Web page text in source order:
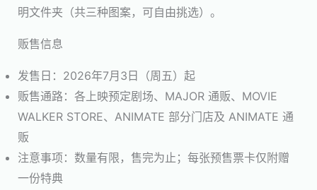
明文件夹（共三种图案，可自由挑选）。
贩售信息
发售日：2026年7月3日（周五）起
贩售通路：各上映预定剧场、MAJOR 通贩、MOVIE
WALKER STORE、ANIMATE 部分门店及 ANIMATE 通
贩
注意事项：数量有限，售完为止；每张预售票卡仅附赠
一份特典